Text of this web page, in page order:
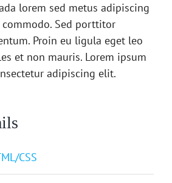
lorem sed metus adipiscing
Sed porttitor
Proin eu ligula eget leo
et non mauris. Lorem ipsum
adipiscing elit.
CSS